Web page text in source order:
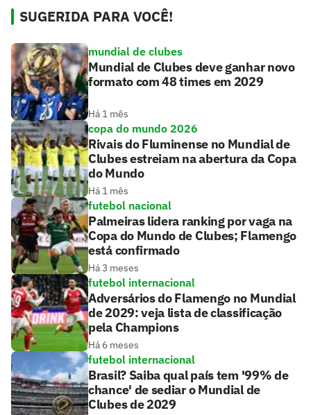
SUGERIDA PARA VOCÊ!
mundial de clubes
Mundial de Clubes deve ganhar novo
formato com 48 times em 2029
Há 1 mês
copa do mundo 2026
Rivais do Fluminense no Mundial de
Clubes estreiam na abertura da Copa
do Mundo
Há 1 mês
futebol nacional
Palmeiras lidera ranking por vaga na
Copa do Mundo de Clubes; Flamengo
está confirmado
Há 3 meses
futebol internacional
Adversários do Flamengo no Mundial
de 2029: veja lista de classificação
pela Champions
Há 6 meses
futebol internacional
Brasil? Saiba qual país tem '99% de
chance' de sediar o Mundial de
Clubes de 2029